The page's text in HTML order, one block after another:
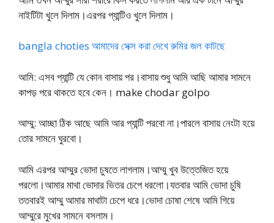
নাইটিটা খুলে দিলাম।এরপর প্যান্টিও খুলে দিলাম।
bangla choties আমাদের সেক্স করা দেখে রুমির জল কাটছে
আমি: এসব প্যান্টি যে কোন বাসায় পর।বাসায় শুধু আমি আছি আমার সামনে
কাপড় পরে থাকতে হবে কেন। make chodar golpo
আম্মু: আচ্ছা ঠিক আছে আমি আর প্যান্টি পরবো না।পারলে বাসায় নেংটা হয়ে
তোর সামনে ঘুরবো।
আমি এরপর আম্মুর ভোদা চুষতে লাগলাম।আম্মু খুব উত্তেজিত হয়ে
পরলো।আমার মাথা ভোদার ভিতর চেপে ধরলো।যতবার আমি ভোদা চুষি
ততবারই আম্মু আমার মাথাটা চেপে ধরে।ভোদা চোষা শেষে আমি গিয়ে
আম্মুরে মুখের সামনে বসলাম।